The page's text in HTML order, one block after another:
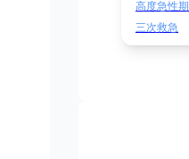
高度急性期
三次救急